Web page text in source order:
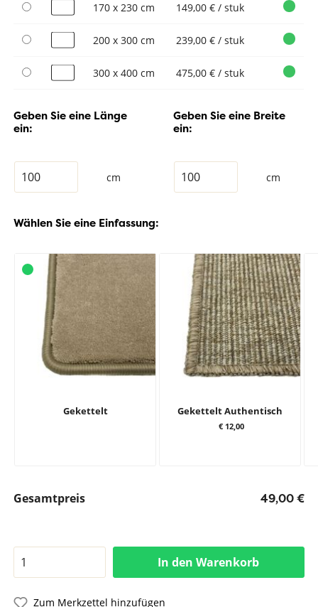
170 x 230 cm 149,00 € / stuk
200 x 300 cm 239,00 € / stuk
300 x 400 cm 475,00 € / stuk
Geben Sie eine Länge
ein:
cm
Geben Sie eine Breite
ein:
cm
Wählen Sie eine Einfassung:
Gekettelt Gekettelt Authentisch
€ 12,00
Gesamtpreis 49,00 €
In den Warenkorb
Zum Merkzettel hinzufügen